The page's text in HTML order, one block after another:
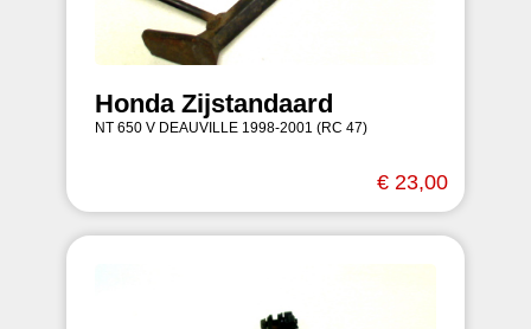
Honda Zijstandaard
NT 650 V DEAUVILLE 1998-2001 (RC 47)
€ 23,00